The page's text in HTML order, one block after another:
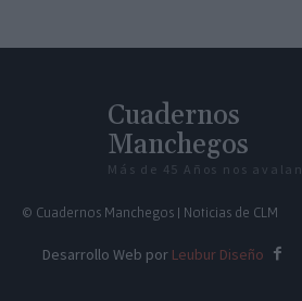
Cuadernos
Manchegos
Más de 45 Años nos avalan
© Cuadernos Manchegos | Noticias de CLM
Desarrollo Web por Leubur Diseño